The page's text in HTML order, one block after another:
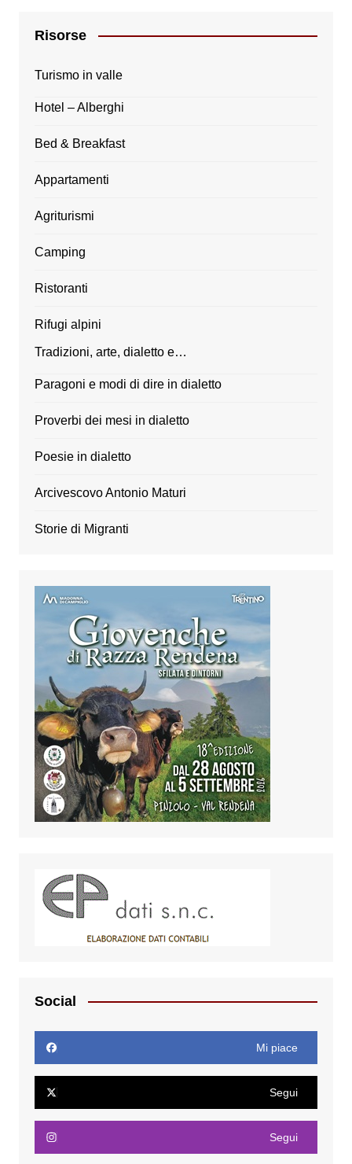
Risorse
Turismo in valle
Hotel – Alberghi
Bed & Breakfast
Appartamenti
Agriturismi
Camping
Ristoranti
Rifugi alpini
Tradizioni, arte, dialetto e…
Paragoni e modi di dire in dialetto
Proverbi dei mesi in dialetto
Poesie in dialetto
Arcivescovo Antonio Maturi
Storie di Migranti
Social
Mi piace
Segui
Segui